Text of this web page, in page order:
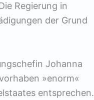
Regierung in
der Grund
Johanna
»enorm«
entsprechen.